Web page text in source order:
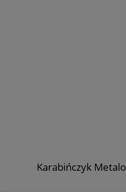
Karabińczyk